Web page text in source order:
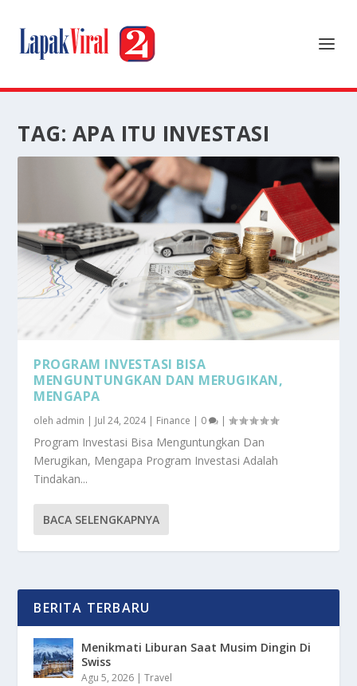
TAG: APA ITU INVESTASI
PROGRAM INVESTASI BISA
MENGUNTUNGKAN DAN MERUGIKAN,
MENGAPA
oleh admin | Jul 24, 2024| Finance | 0 |
Program Investasi Bisa Menguntungkan Dan
Merugikan, Mengapa Program Investasi Adalah
Tindakan...
BACA SELENGKAPNYA
BERITA TERBARU
Menikmati Liburan Saat Musim Dingin Di
Swiss
Agu 5, 2026 |Travel